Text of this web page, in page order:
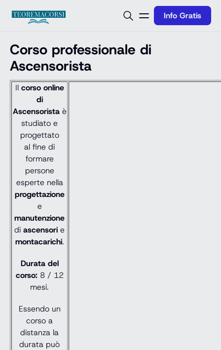
Info Gratis
Corso professionale di
Ascensorista
Il corso online
di
Ascensoristaè
studiato e
progettato
al fine di
formare
persone
esperte nella
progettazione
e
manutenzione
di ascensori e
montacarichi.
Durata del
corso: 8 / 12
mesi.
Essendo un
corso a
distanza la
durata può